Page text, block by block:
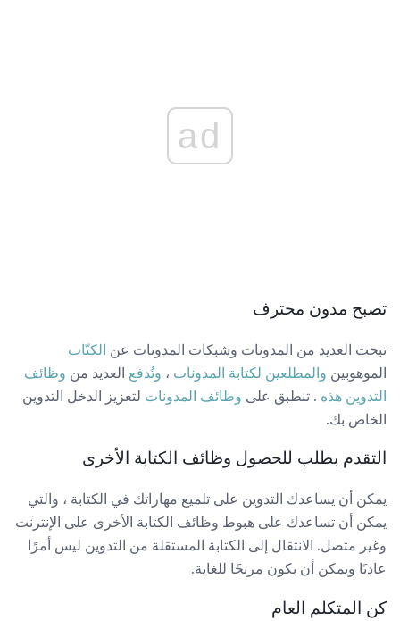
ad
تصبح مدون محترف
تبحث العديد من المدونات وشبكات المدونات عن الكتّاب
الموهوبين والمطلعين لكتابة المدونات ، وتُدفع العديد من وظائف
التدوين هذه . تنطبق على وظائف المدونات لتعزيز الدخل التدوين
الخاص بك.
التقدم بطلب للحصول وظائف الكتابة الأخرى
يمكن أن يساعدك التدوين على تلميع مهاراتك في الكتابة ، والتي
يمكن أن تساعدك على هبوط وظائف الكتابة الأخرى على الإنترنت
وغير متصل. الانتقال إلى الكتابة المستقلة من التدوين ليس أمرًا
عاديًا ويمكن أن يكون مربحًا للغاية.
كن المتكلم العام